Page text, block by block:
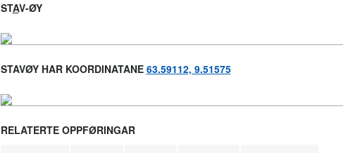
STAV-ØY
STAVØY HAR KOORDINATANE 63.59112, 9.51575
RELATERTE OPPFØRINGAR